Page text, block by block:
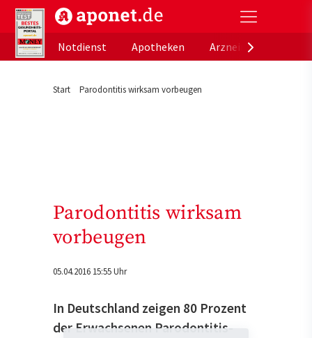
aponet.de - Das offizielle Gesundheitsportal der
Notdienst
Apotheken
Start Parodontitis wirksam vorbeugen
Parodontitis wirksam
vorbeugen
05.04.2016 15:55 Uhr
In Deutschland zeigen 80 Prozent
der Erwachsenen Parodontitis-